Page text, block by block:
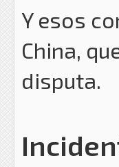
Y esos
China,
disputa.